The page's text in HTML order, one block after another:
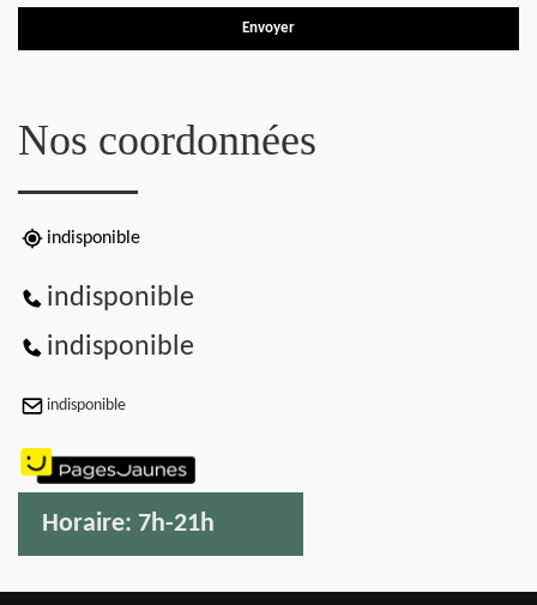
Nos coordonnées
indisponible
indisponible
indisponible
indisponible
Horaire: 7h-21h